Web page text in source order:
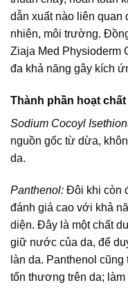
dẫn xuất nào liên quan
nhiên, môi trường.
Ziaja Med Physioderm
đa khả năng gây kích
Thành phần hoạt chất
Sodium Cocoyl
nguồn gốc từ dừa,
da.
Panthenol: Đôi khi còn
đánh giá cao với khả
diện. Đây là một chất
giữ nước của da, để
làn da. Panthenol
tổn thương trên da;